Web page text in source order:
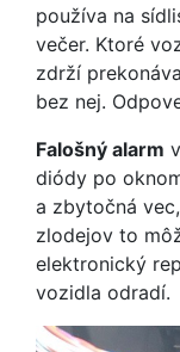
používa na
večer. Ktoré
zdrží
bez nej.
Falošný alarm
diódy po
a zbytočná
zlodejov to
elektronický
vozidla odradí.